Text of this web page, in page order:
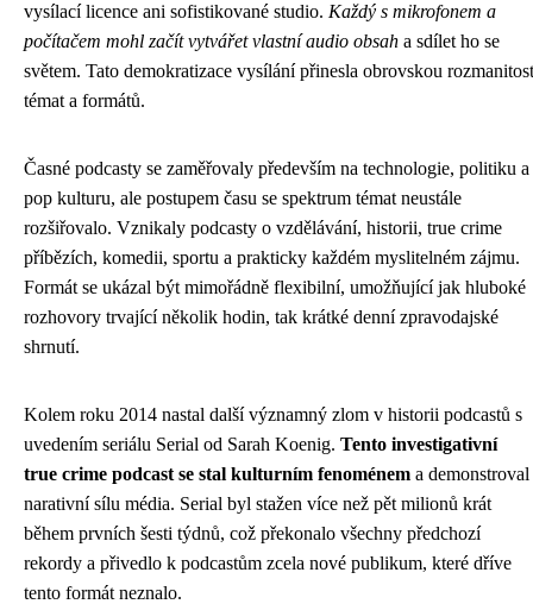
vysílací licence ani sofistikované studio. Každý s mikrofonem a
počítačem mohl začít vytvářet vlastní audio obsah a sdílet ho se
světem. Tato demokratizace vysílání přinesla obrovskou rozmanitost
témat a formátů.
Časné podcasty se zaměřovaly především na technologie, politiku a
pop kulturu, ale postupem času se spektrum témat neustále
rozšiřovalo. Vznikaly podcasty o vzdělávání, historii, true crime
příbězích, komedii, sportu a prakticky každém myslitelném zájmu.
Formát se ukázal být mimořádně flexibilní, umožňující jak hluboké
rozhovory trvající několik hodin, tak krátké denní zpravodajské
shrnutí.
Kolem roku 2014 nastal další významný zlom v historii podcastů s
uvedením seriálu Serial od Sarah Koenig. Tento investigativní
true crime podcast se stal kulturním fenoménem a demonstroval
narativní sílu média. Serial byl stažen více než pět milionů krát
během prvních šesti týdnů, což překonalo všechny předchozí
rekordy a přivedlo k podcastům zcela nové publikum, které dříve
tento formát neznalo.